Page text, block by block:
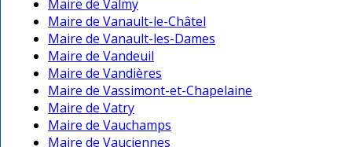
Maire de Valmy
Maire de Vanault-le-Châtel
Maire de Vanault-les-Dames
Maire de Vandeuil
Maire de Vandières
Maire de Vassimont-et-Chapelaine
Maire de Vatry
Maire de Vauchamps
Maire de Vauciennes